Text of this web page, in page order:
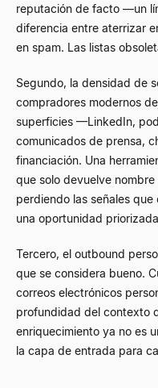
reputación de facto —un
diferencia entre aterrizar
en spam. Las listas
Segundo, la densidad de
compradores modernos
superficies —LinkedIn,
comunicados de prensa,
financiación. Una
que solo devuelve
perdiendo las señales
una oportunidad
Tercero, el outbound
que se considera bueno.
correos electrónicos
profundidad del contexto
enriquecimiento ya no es
la capa de entrada para